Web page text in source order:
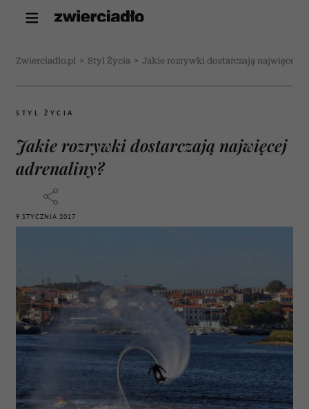
Zwierciadlo.pl > Styl Życia > Jakie rozrywki dostarczają najwięcej
STYL ŻYCIA
Jakie rozrywki dostarczają najwięcej
adrenaliny?
9 STYCZNIA 2017